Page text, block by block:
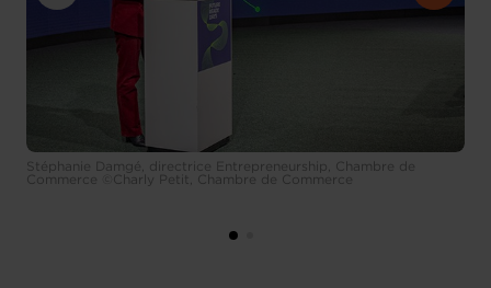
Stéphanie Damgé, directrice Entrepreneurship, Chambre de
Commerce ©Charly Petit, Chambre de Commerce